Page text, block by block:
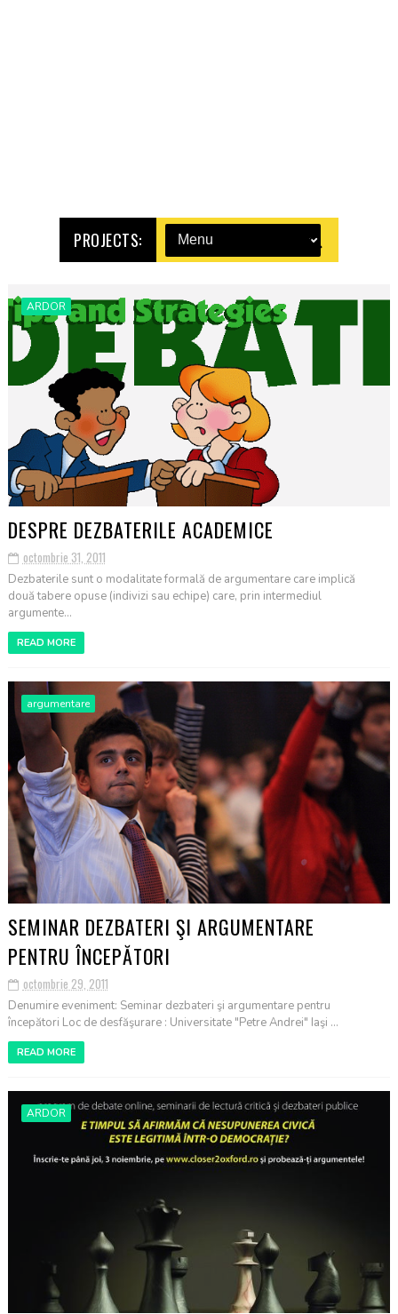
PROJECTS:
ARDOR
DESPRE DEZBATERILE ACADEMICE
octombrie 31, 2011
Dezbaterile sunt o modalitate formală de argumentare care implică
două tabere opuse (indivizi sau echipe) care, prin intermediul
argumente...
READ MORE
argumentare
SEMINAR DEZBATERI ŞI ARGUMENTARE
PENTRU ÎNCEPĂTORI
octombrie 29, 2011
Denumire eveniment: Seminar dezbateri şi argumentare pentru
începători Loc de desfăşurare : Universitate "Petre Andrei" Iaşi ...
READ MORE
ARDOR